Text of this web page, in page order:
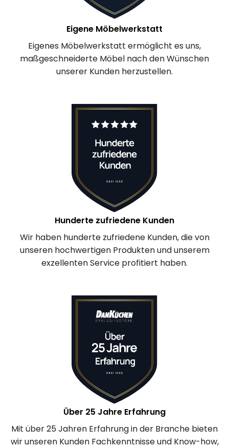
Eigene Möbelwerkstatt
Eigenes Möbelwerkstatt ermöglicht es uns,
maßgeschneiderte Möbel nach den Wünschen
unserer Kunden herzustellen.
Hunderte zufriedene Kunden
Wir haben hunderte zufriedene Kunden, die von
unseren hochwertigen Produkten und unserem
exzellenten Service profitiert haben.
Über 25 Jahre Erfahrung
Mit über 25 Jahren Erfahrung in der Branche bieten
wir unseren Kunden Fachkenntnisse und Know-how,